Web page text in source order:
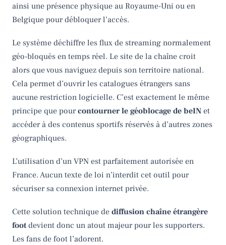
ainsi une présence physique au Royaume-Uni ou en
Belgique pour débloquer l’accès.
Le système déchiffre les flux de streaming normalement
géo-bloqués en temps réel. Le site de la chaîne croit
alors que vous naviguez depuis son territoire national.
Cela permet d’ouvrir les catalogues étrangers sans
aucune restriction logicielle. C’est exactement le même
principe que pourcontourner le géoblocage de beIN et
accéder à des contenus sportifs réservés à d’autres zones
géographiques.
L’utilisation d’un VPN est parfaitement autorisée en
France. Aucun texte de loi n’interdit cet outil pour
sécuriser sa connexion internet privée.
Cette solution technique de diffusion chaîne étrangère
footdevient donc un atout majeur pour les supporters.
Les fans de foot l’adorent.